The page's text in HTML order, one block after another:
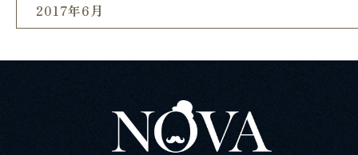
2017年6月